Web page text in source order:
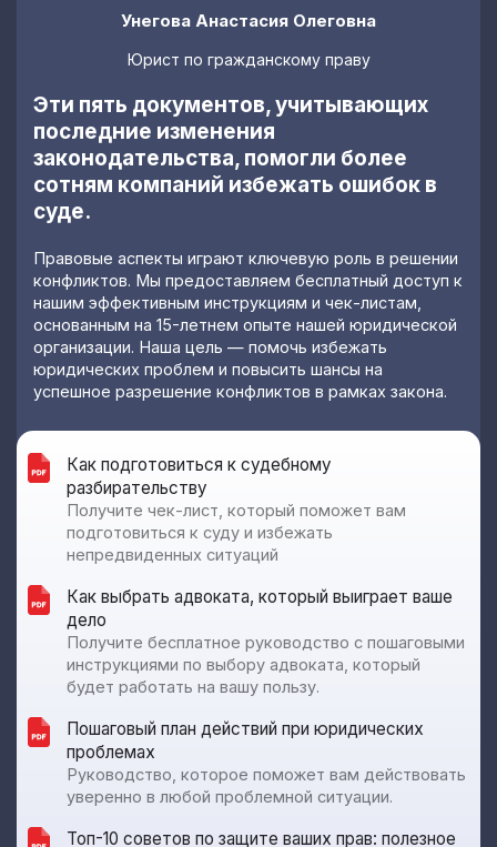
Эти пять документов, учитывающих
последние изменения
законодательства, помогли более
сотням компаний избежать ошибок в
суде.
Правовые аспекты играют ключевую роль в решении
конфликтов. Мы предоставляем бесплатный доступ к
нашим эффективным инструкциям и чек-листам,
основанным на 15-летнем опыте нашей юридической
организации. Наша цель — помочь избежать
юридических проблем и повысить шансы на
успешное разрешение конфликтов в рамках закона.
Унегова Анастасия Олеговна
Юрист по гражданскому праву
Как подготовиться к судебному
разбирательству
Получите чек-лист, который поможет вам
подготовиться к суду и избежать
непредвиденных ситуаций
Как выбрать адвоката, который выиграет ваше
дело
Получите бесплатное руководство с пошаговыми
инструкциями по выбору адвоката, который
будет работать на вашу пользу.
Пошаговый план действий при юридических
проблемах
Руководство, которое поможет вам действовать
уверенно в любой проблемной ситуации.
Топ-10 советов по защите ваших прав: полезное